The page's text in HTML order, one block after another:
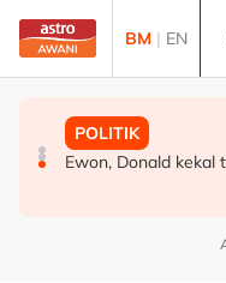
Skip to main content
BM | EN
MALAYSIA
Dasar yang baik
MALAYSIA
Sudah tiba masa
POLITIK
Ewon, Donald kekal